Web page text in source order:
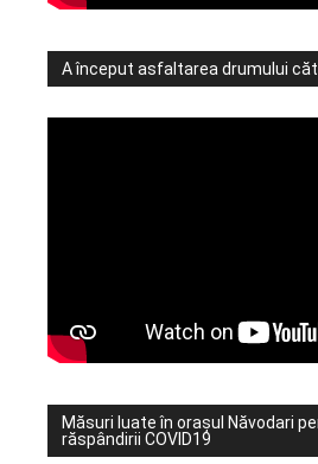
A început asfaltarea drumului
Măsuri luate în orașul Năvodari
răspândirii COVID19